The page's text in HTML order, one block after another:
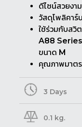
ดีไซน์สวยงา
วัสดุโพลิคา
ใช้ร่วมกับส
A88
ขนาด M
คุณภาพมาตร
3 Days
0.1 kg.